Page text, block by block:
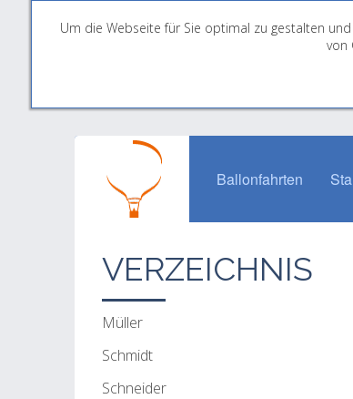
Um die Webseite für Sie optimal zu gestalten
von
Ballonfahrten
VERZEICHNIS
Müller
Schmidt
Schneider